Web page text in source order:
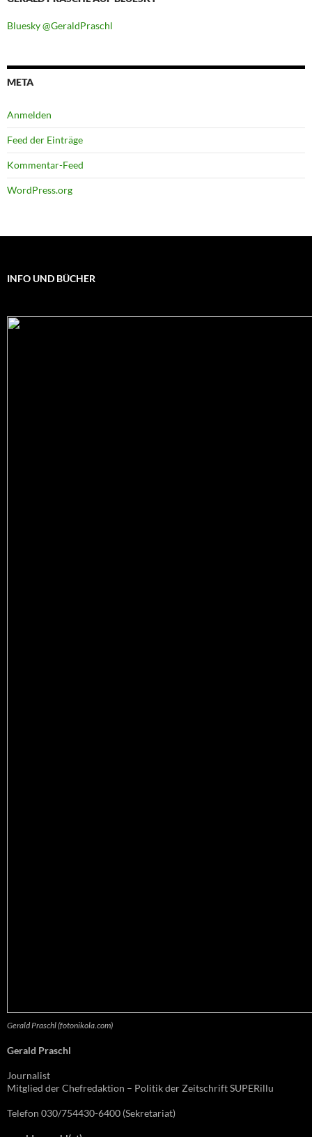
Bluesky @GeraldPraschl
META
Anmelden
Feed der Einträge
Kommentar-Feed
WordPress.org
INFO UND BÜCHER
Gerald Praschl (fotonikola.com)
Gerald Praschl
Journalist
Mitglied der Chefredaktion – Politik der Zeitschrift SUPERillu
Telefon 030/754430-6400 (Sekretariat)